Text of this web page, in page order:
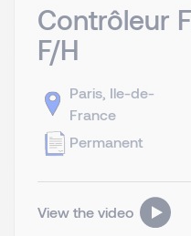
Contrôleur
F/H
Paris, Ile-de-
France
Permanent
View the video